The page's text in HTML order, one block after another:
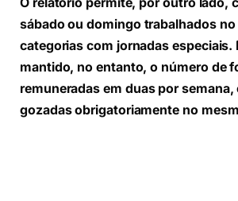
O relatório permite, por outro lado,
sábado ou domingo trabalhados no
categorias com jornadas especiais.
mantido, no entanto, o número de
remuneradas em duas por semana,
gozadas obrigatoriamente no